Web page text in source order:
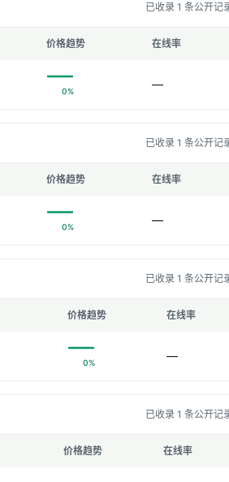
已收录 1 条公开记
价格趋势 在线率
0% —
已收录 1 条公开记
价格趋势 在线率
0% —
已收录 1 条公开记
价格趋势 在线率
0% —
已收录 1 条公开记
价格趋势 在线率